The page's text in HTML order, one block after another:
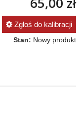
Zgłoś do kalibracji
Stan: Nowy produkt